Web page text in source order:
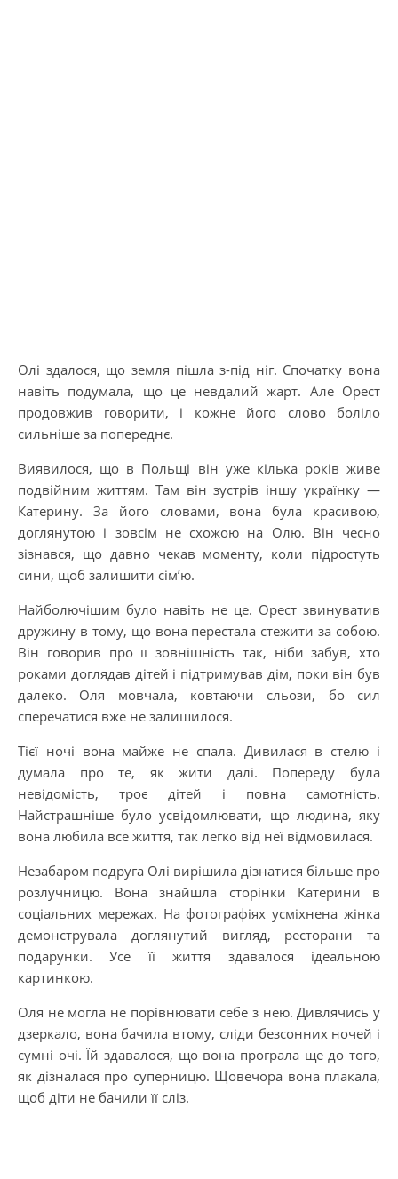
Олі здалося, що земля пішла з-під ніг. Спочатку вона
навіть подумала, що це невдалий жарт. Але Орест
продовжив говорити, і кожне його слово боліло
сильніше за попереднє.
Виявилося, що в Польщі він уже кілька років живе
подвійним життям. Там він зустрів іншу українку —
Катерину. За його словами, вона була красивою,
доглянутою і зовсім не схожою на Олю. Він чесно
зізнався, що давно чекав моменту, коли підростуть
сини, щоб залишити сім’ю.
Найболючішим було навіть не це. Орест звинуватив
дружину в тому, що вона перестала стежити за собою.
Він говорив про її зовнішність так, ніби забув, хто
роками доглядав дітей і підтримував дім, поки він був
далеко. Оля мовчала, ковтаючи сльози, бо сил
сперечатися вже не залишилося.
Тієї ночі вона майже не спала. Дивилася в стелю і
думала про те, як жити далі. Попереду була
невідомість, троє дітей і повна самотність.
Найстрашніше було усвідомлювати, що людина, яку
вона любила все життя, так легко від неї відмовилася.
Незабаром подруга Олі вирішила дізнатися більше про
розлучницю. Вона знайшла сторінки Катерини в
соціальних мережах. На фотографіях усміхнена жінка
демонструвала доглянутий вигляд, ресторани та
подарунки. Усе її життя здавалося ідеальною
картинкою.
Оля не могла не порівнювати себе з нею. Дивлячись у
дзеркало, вона бачила втому, сліди безсонних ночей і
сумні очі. Їй здавалося, що вона програла ще до того,
як дізналася про суперницю. Щовечора вона плакала,
щоб діти не бачили її сліз.